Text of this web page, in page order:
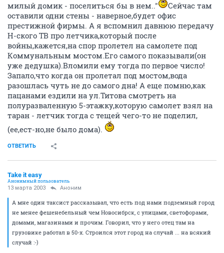
милый домик - поселиться бы в нем.."
Сейчас там
оставили одни стены - наверное,будет офис
престижной фирмы. А я вспомнил давнюю передачу
Н-ского ТВ про летчика,который после
войны,кажется,на спор пролетел на самолете под
Коммунальным мостом.Его самого показывали(он
уже дедушка).Вломили ему тогда по первое число!
Запало,что когда он пролетал под мостом,вода
разошлась чуть не до самого дна! А еще помню,как
пацанами ездили на ул.Титова смотреть на
полуразваленную 5-этажку,которую самолет взял на
таран - летчик тогда с тещей чего-то не поделил,
(ее,ест-но,не было дома).
ОТВЕТИТЬ
Take it easy
Анонимный пользователь
13 марта 2003 Аноним
А мне один таксист рассказывал, что есть под нами подземный город
не менее фешенебельный чем Новосибрск, с улицами, светофорами,
домами, магазинами и прочим. Говорил, что у него отец там на
грузовике работал в 50-х. Строился этот город на случай ... на всякий
случай :-)